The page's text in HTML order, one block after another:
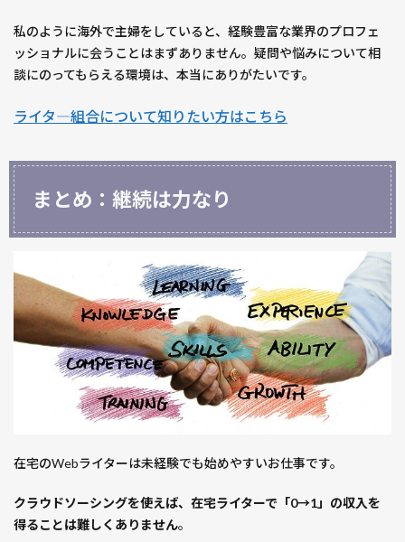
私のように海外で主婦をしていると、経験豊富な業界のプロフェ
ッショナルに会うことはまずありません。疑問や悩みについて相
談にのってもらえる環境は、本当にありがたいです。
ライタ―組合について知りたい方はこちら
まとめ：継続は力なり
在宅のWebライターは未経験でも始めやすいお仕事です。
クラウドソーシングを使えば、在宅ライターで「0→1」の収入を
得ることは難しくありません。